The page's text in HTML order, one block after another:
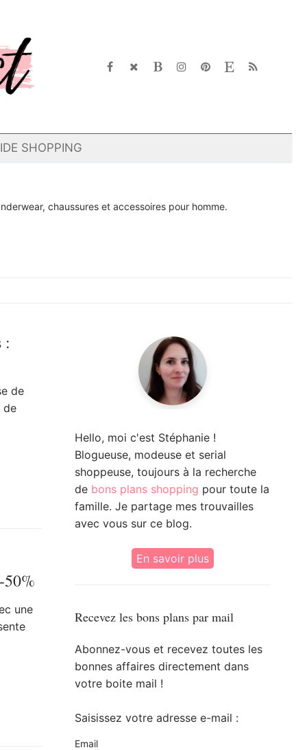
SHOPPING
chaussures et accessoires pour homme.
:
de
de
50%
une
Hello, moi c'est Stéphanie !
Blogueuse, modeuse et serial
shoppeuse, toujours à la recherche
de bons plans shopping pour toute la
famille. Je partage mes trouvailles
avec vous sur ce blog.
En savoir plus
Recevez les bons plans par mail
Abonnez-vous et recevez toutes les
bonnes affaires directement dans
votre boite mail !
Saisissez votre adresse e-mail :
Email